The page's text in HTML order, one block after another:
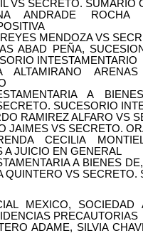
VS SECRETO. SUMARIO
ANDRADE
MENDOZA VS
ABAD PEÑA,
INTESTAMENTARIO
ALTAMIRANO
A
SUCESORIO
RAMIREZ ALFARO VS
JAIMES VS SECRETO.
CECILIA
A JUICIO EN GENERAL
A BIENES
QUINTERO VS SECRETO.
MEXICO,
PRECAUTORIAS
ADAME, SILVIA